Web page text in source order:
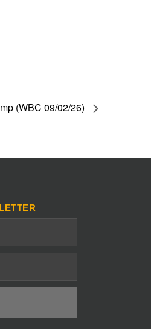
(WBC 09/02/26)